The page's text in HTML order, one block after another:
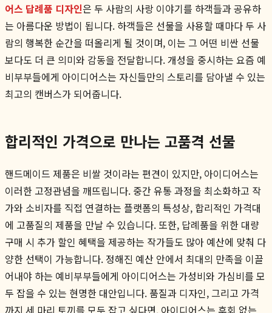
어스 답례품 디자인은 두 사람의 사랑 이야기를 하객들과 공유하
는 아름다운 방법이 됩니다. 하객들은 선물을 사용할 때마다 두 사
람의 행복한 순간을 떠올리게 될 것이며, 이는 그 어떤 비싼 선물
보다도 더 큰 의미와 감동을 전달합니다. 개성을 중시하는 요즘 예
비부부들에게 아이디어스는 자신들만의 스토리를 담아낼 수 있는
최고의 캔버스가 되어줍니다.
합리적인 가격으로 만나는 고품격 선물
핸드메이드 제품은 비쌀 것이라는 편견이 있지만, 아이디어스는
이러한 고정관념을 깨뜨립니다. 중간 유통 과정을 최소화하고 작
가와 소비자를 직접 연결하는 플랫폼의 특성상, 합리적인 가격대
에 고품질의 제품을 만날 수 있습니다. 또한, 답례품을 위한 대량
구매 시 추가 할인 혜택을 제공하는 작가들도 많아 예산에 맞춰 다
양한 선택이 가능합니다. 정해진 예산 안에서 최대의 만족을 이끌
어내야 하는 예비부부들에게 아이디어스는 가성비와 가심비를 모
두 잡을 수 있는 현명한 대안입니다. 품질과 디자인, 그리고 가격
까지 세 마리 토끼를 모두 잡고 싶다면, 아이디어스는 후회 없는